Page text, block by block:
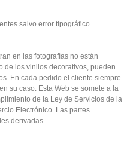
salvo error tipográfico.
en las fotografías no están
de los vinilos decorativos, pueden
En cada pedido el cliente siempre
su caso. Esta Web se somete a la
de la Ley de Servicios de la
Electrónico. Las partes
derivadas .